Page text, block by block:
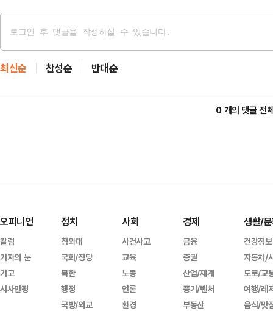
최신순 찬성순 반대순
0 개의 댓글 전
오피니언
칼럼
기자의 눈
기고
시사만평
정치
청와대
국회/정당
북한
행정
국방/외교
사회
사건사고
교육
노동
언론
환경
경제
금융
증권
산업/재계
중기/벤처
부동산
생활/
건강정보
자동차/
도로/교
여행/레
음식/맛